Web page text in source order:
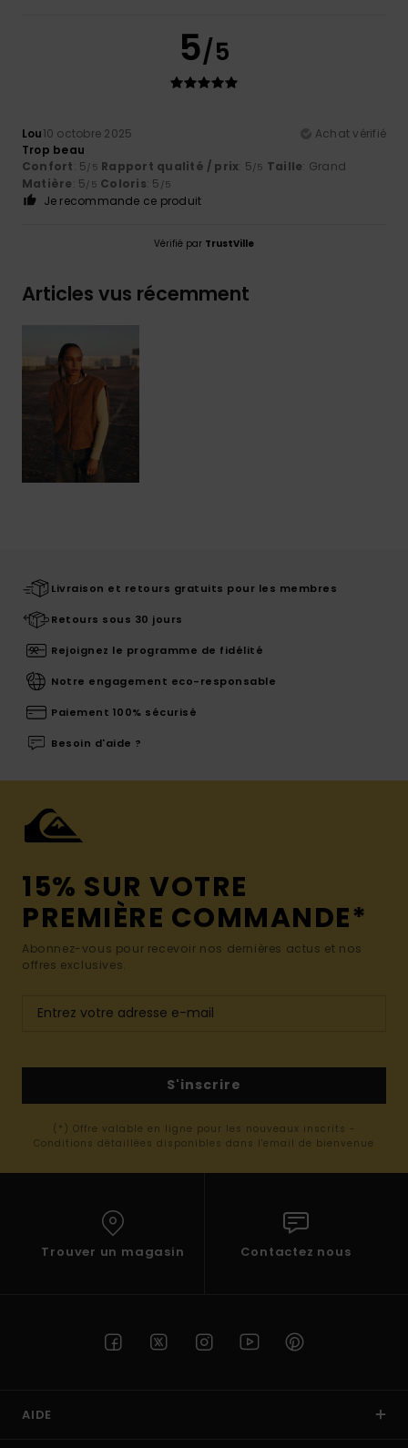
5/5
Lou10 octobre 2025
Achat vérifié
Trop beau
Confort: 5/5 Rapport qualité / prix: 5/5 Taille: Grand
Matière: 5/5 Coloris: 5 /5
Je recommande ce produit
Vérifié par TrustVille
Articles vus récemment
Livraison et retours gratuits pour les membres
Retours sous 30 jours
Rejoignez le programme de fidélité
Notre engagement eco-responsable
Paiement 100% sécurisé
Besoin d'aide ?
15% SUR VOTRE
PREMIÈRE COMMANDE*
Abonnez-vous pour recevoir nos dernières actus et nos
offres exclusives.
S'inscrire
(*) Offre valable en ligne pour les nouveaux inscrits -
Conditions détaillées disponibles dans l'email de bienvenue
Trouver un magasin Contactez nous
AIDE